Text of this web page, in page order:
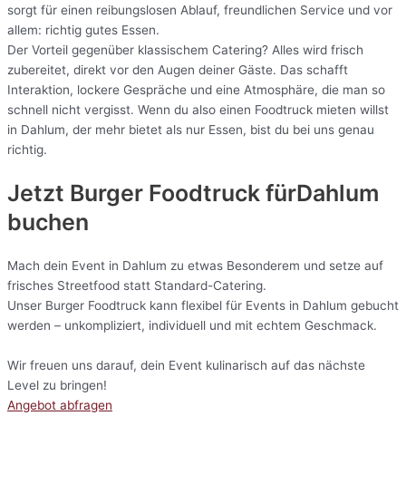
sorgt für einen reibungslosen Ablauf, freundlichen Service und vor
allem: richtig gutes Essen.
Der Vorteil gegenüber klassischem Catering? Alles wird frisch
zubereitet, direkt vor den Augen deiner Gäste. Das schafft
Interaktion, lockere Gespräche und eine Atmosphäre, die man so
schnell nicht vergisst. Wenn du also einen Foodtruck mieten willst
in Dahlum, der mehr bietet als nur Essen, bist du bei uns genau
richtig.
Jetzt Burger Foodtruck fürDahlum
buchen
Mach dein Event in Dahlum zu etwas Besonderem und setze auf
frisches Streetfood statt Standard-Catering.
Unser Burger Foodtruck kann flexibel für Events in Dahlum gebucht
werden – unkompliziert, individuell und mit echtem Geschmack.
Wir freuen uns darauf, dein Event kulinarisch auf das nächste
Level zu bringen!
Angebot abfragen